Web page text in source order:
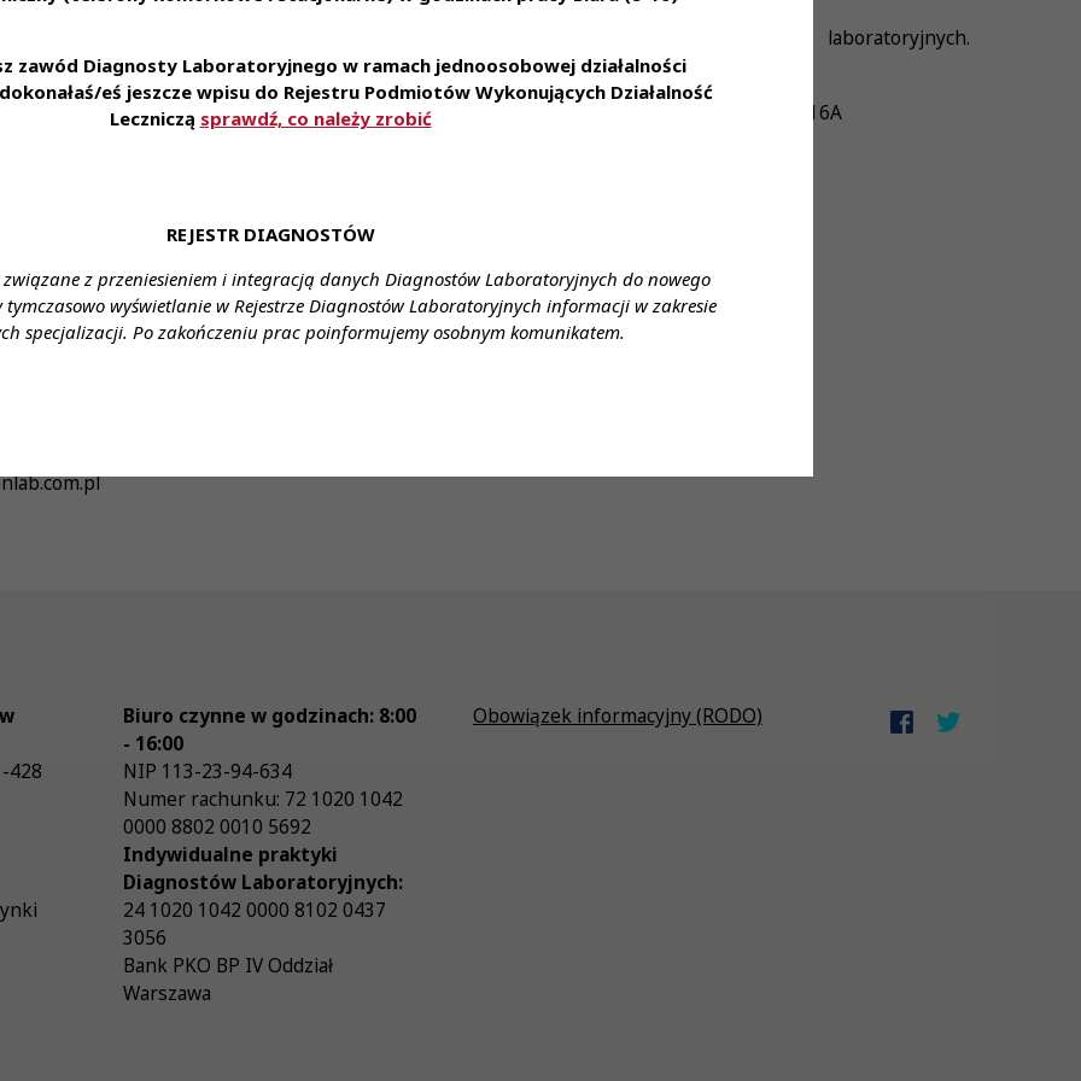
zawód Diagnosty Laboratoryjnego w ramach jednoosobowej działalności
eś jeszcze wpisu do Rejestru Podmiotów Wykonujących Działalność
Leczniczą sprawdź, co należy zrobić
REJESTR DIAGNOSTÓW
z przeniesieniem i integracją danych Diagnostów Laboratoryjnych do nowego
tymczasowo wyświetlanie w Rejestrze Diagnostów Laboratoryjnych informacji w zakresie
specjalizacji. Po zakończeniu prac poinformujemy osobnym komunikatem.
kwalifikacja materiału biologicznego. Pobieranie krwi do badań. Wykonywanie badań laboratoryjnych.
badań. Prowadzenie dokumentacji laboratoryjnej.
Centralne Laboratorium Analityczne w Gliwicach, 44-100 Gliwice, ul. Zygmunta Starego 16A
pełny etat
Stanowisko: asystent diagnostyki laboratoryjnej
428
Biuro czynne w godzinach: 8:00
- 16:00
NIP 113-23-94-634
Numer rachunku: 72 1020 1042
0000 8802 0010 5692
Indywidualne praktyki
Diagnostów Laboratoryjnych:
24 1020 1042 0000 8102 0437
3056
Bank PKO BP IV Oddział
Warszawa
Obowiązek informacyjny (RODO)